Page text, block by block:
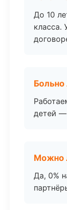
До 10
класса.
Больно
детей —
Можно
Да, 0%